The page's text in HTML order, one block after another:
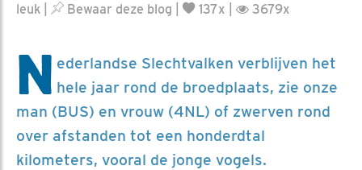
leuk
Bewaar deze blog 137x | 3679x
N ederlandse Slechtvalken verblijven het
hele jaar rond de broedplaats, zie onze
man (BUS) en vrouw (4NL) of zwerven rond
over afstanden tot een honderdtal
kilometers, vooral de jonge vogels.